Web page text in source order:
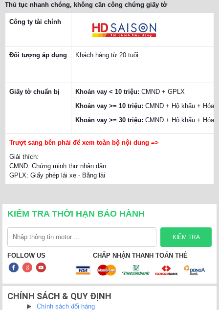
Thủ tục nhanh chóng, không cần công chứng giấy tờ
Công ty tài chính
Đối tượng áp dụng Khách hàng từ 20 tuổi
Giấy tờ chuẩn bị Khoản vay < 10 triệu: CMND + GPLX
Khoản vay >= 10 triệu: CMND + Hộ khẩu + Hóa
Khoản vay >= 30 triệu: CMND + Hộ khẩu + Hóa
Trượt sang bên phải để xem toàn bộ nội dung =>
Giải thích:
CMND: Chứng minh thư nhân dân
GPLX: Giấy phép lái xe - Bằng lái
KIỂM TRA THỜI HẠN BẢO HÀNH
FOLLOW US CHẤP NHẬN THANH TOÁN THẺ
CHÍNH SÁCH & QUY ĐỊNH
Chính sách đổi hàng